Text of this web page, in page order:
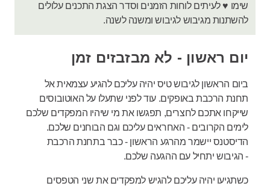
שימו ♥ לעיתים לוחות הזמנים וסדר הצגת התכנים עלולים
להשתנות מגיבוש לגיבוש ומשנה לשנה.
יום ראשון - לא מבזבזים זמן
ביום הראשון לגיבוש טיס יהיה עליכם להגיע עצמאית אל
תחנת הרכבת באופקים. עוד לפני שתעלו על האוטובוסים
שייקחו אתכם לחצרים, תפגשו את מי שיהיו המפקדים שלכם
לימים הקרובים - האחראים עליכם וגם הבוחנים שלכם.
הדיסטנס יישמר מהרגע הראשון - כבר בתחנת הרכבת
- הגיבוש יתחיל עם ההגעה שלכם.
כשתגיעו יהיה עליכם להגיש למפקדים את שני הטפסים